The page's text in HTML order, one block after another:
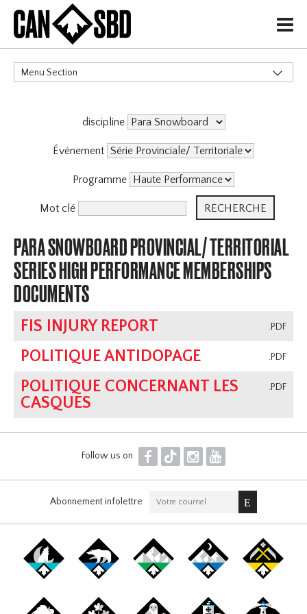
H
Menu Section
Événements & Compétitions
discipline
Événement
Programme
Mot clé
PARA SNOWBOARD PROVINCIAL/ TERRITORIAL
SERIES HIGH PERFORMANCE MEMBERSHIPS
DOCUMENTS
.PDF
FIS INJURY REPORT
.PDF
POLITIQUE ANTIDOPAGE
.PDF
POLITIQUE CONCERNANT LES
CASQUES
Follow us on F T I Y
Abonnement infolettre